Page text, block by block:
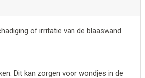
of irritatie van de blaaswand.
Dit kan zorgen voor wondjes in de